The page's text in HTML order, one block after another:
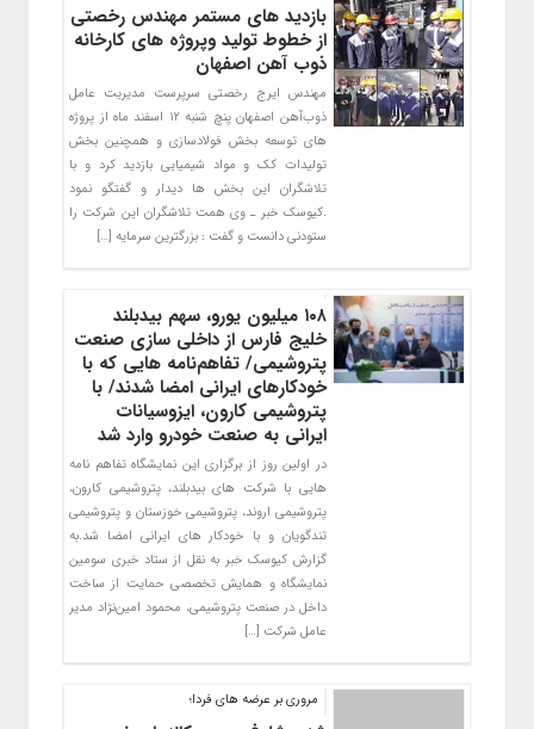
بازدید های مستمر مهندس رخصتی
از خطوط تولید وپروژه های کارخانه
ذوب آهن اصفهان
مهندس ایرج رخصتی سرپرست مدیریت عامل
ذوب‌آهن اصفهان پنچ شنبه ۱۲ اسفند ماه از پروژه
های توسعه بخش فولادسازی و همچنین بخش
تولیدات کک و مواد شیمیایی بازدید کرد و با
تلاشگران این بخش ها دیدار و گفتگو نمود
.کیوسک خبر ـ وی همت تلاشگران این شرکت را
ستودنی دانست و گفت : بزرگترین سرمایه […]
۱۰۸ میلیون یورو، سهم بیدبلند
خلیج فارس از داخلی سازی صنعت
پتروشیمی/ تفاهم‌نامه هایی که با
خودکارهای ایرانی امضا شدند/ با
پتروشیمی کارون، ایزوسیانات
ایرانی به صنعت خودرو وارد شد
در اولین روز از برگزاری این نمایشگاه تفاهم نامه
هایی با شرکت های بیدبلند، پتروشیمی کارون،
پتروشیمی اروند، پتروشیمی خوزستان و پتروشیمی
تندگویان و با خودکار های ایرانی امضا شد.به
گزارش کیوسک خبر به نقل از ستاد خبری سومین
نمایشگاه و همایش تخصصی حمایت از ‏ساخت
داخل در صنعت پتروشیمی، محمود امین‌نژاد مدیر
عامل شرکت […]
مروری بر عرضه های فردا؛